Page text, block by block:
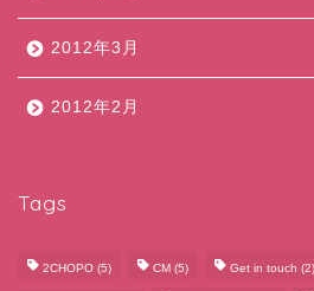
2012年3月
2012年2月
Tags
2CHOPO (5) CM (5) Get in touch (2)